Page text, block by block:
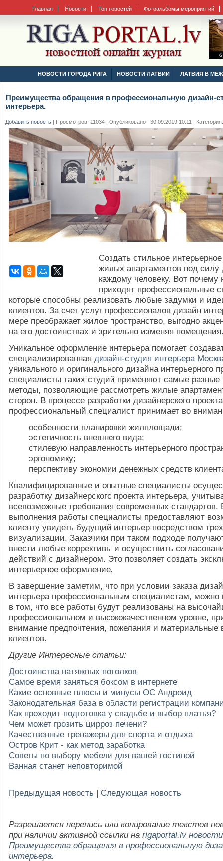
Главная Новости Топ новостей Фотоальбомы мероприятий
НОВОСТИ ГОРОДА РИГА НОВОСТИ ЛАТВИИ ЛАТВИЯ В
Преимущества обращения в профессиональную дизайн-
интерьера.
Добавить новость | Просмотров: 11034 | Опубликовано : 30.09.2019 10:11 | Категория:
Создать стильное
жилых апартаментов под силу
каждому человеку. Вот
приходят профессиональные
которые способны реализовать любые задумки и
клиентов. За счет услуг профессионалов дизайн
мере преображает жилое пространство, выгодно
на его достоинствах и зрительно изменяя помещения.
Уникальное оформление интерьера помогает
специализированная дизайн-студия интерьера
уникального и оригинального дизайна интерьерного
специалисты таких студий применяют самые разные
методы, позволяющие рассмотреть жилые
сторон. В процессе разработки дизайнерского проекта
профессиональный специалист принимает во
особенности планировки жилплощади;
эстетичность внешнего вида;
стилевую направленность интерьерного
эргономику;
перспективу экономии денежных средств
Квалифицированные и опытные специалисты
разработку дизайнерского проекта интерьера,
всевозможные требования современных стандартов.
выполнения работы специалисты предоставляют
клиенту увидеть будущий интерьер посредством
визуализации. Заказчики при таком подходе
внести любые коррективы и осуществить
действий с дизайнером. Это позволяет создать
интерьерное оформление.
В завершение заметим, что при условии заказа
интерьера профессиональным специалистам, можно
в том, что все работы будут реализованы на
профессиональном и высококачественном уровне,
внимание предпочтения, пожелания и материальные
клиентов.
Другие Интересные статьи:
Достоинства натяжных потолков
Самое время заняться боксом в интернете
Какие основные плюсы и минусы ОС Андроид
Законодательная база в области регистрации
Как проходит подготовка у свадьбе и выбор платья?
Чем может грозить цирроз печени?
Качественные тренажеры для спорта и отдыха
Остров Крит - как метод заработка
Советы по выбору мебели для вашей гостиной
Ванная станет неповторимой
Предыдущая новость | Следующая новость
Разрешается перепись или копирование текстов
при наличии активной ссылки на rigaportal.lv новости
Преимущества обращения в профессиональную
интерьера.